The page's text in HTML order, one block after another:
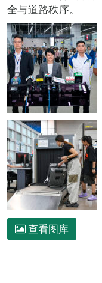
全与道路秩序。
查看图库